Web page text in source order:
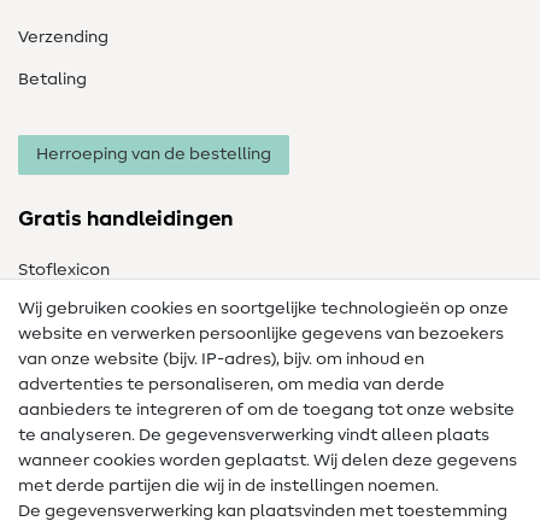
Verzending
Betaling
Herroeping van de bestelling
Gratis handleidingen
Stoflexicon
Naailexicon
Gratis Naaipatronen
Hulp & contact
Contact
Wijziging van eigenaar
Wij gebruiken cookies en soortgelijke technologieën op onze
website en verwerken persoonlijke gegevens van bezoekers
van onze website (bijv. IP-adres), bijv. om inhoud en
advertenties te personaliseren, om media van derde
aanbieders te integreren of om de toegang tot onze website
te analyseren. De gegevensverwerking vindt alleen plaats
wanneer cookies worden geplaatst. Wij delen deze gegevens
met derde partijen die wij in de instellingen noemen.
De gegevensverwerking kan plaatsvinden met toestemming